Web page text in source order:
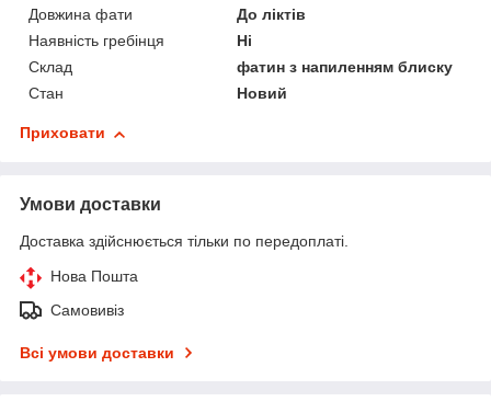
Довжина фати
До ліктів
Наявність гребінця
Ні
Склад
фатин з напиленням блиску
Стан
Новий
Приховати
Умови доставки
Доставка здійснюється тільки по передоплаті.
Нова Пошта
Самовивіз
Всі умови доставки